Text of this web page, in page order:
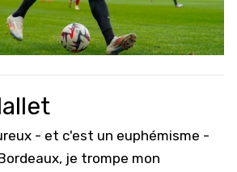
- et c'est un euphémisme -
je trompe mon